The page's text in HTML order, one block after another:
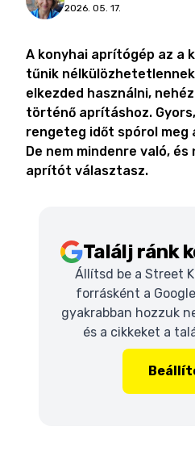
2026. 05. 17.
A konyhai aprítógép az a
tűnik
elkezded használni,
történő aprításhoz.
rengeteg időt spórol meg
De nem mindenre való, és
aprítót választasz.
Találj ránk
Állítsd be a Street
forrásként a
gyakrabban hozzuk
és a cikkeket a